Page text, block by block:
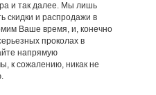
и так далее. Мы лишь
скидки и распродажи в
Ваше время, и, конечно
проколах в
напрямую
к сожалению, никак не